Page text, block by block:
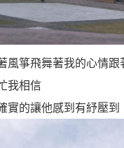
風箏飛舞著我的心情
我相信
實的讓他感到有紓壓到